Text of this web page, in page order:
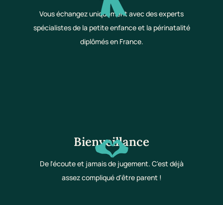
Vous échangez uniquement avec des experts
spécialistes de la petite enfance et la périnatalité
diplômés en France.
Bienveillance
De l'écoute et jamais de jugement. C'est déjà
assez compliqué d'être parent !